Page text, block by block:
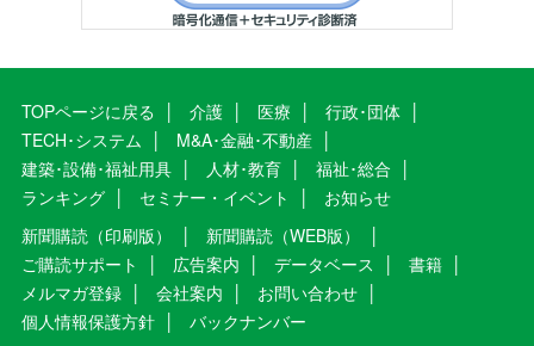
TOPページに戻る 介護 医療
行政･団体
TECH･システム
M&A･金融･不動産
建築･設備･福祉用具
人材･教育
福祉･総合
ランキング
セミナー・イベント
お知らせ
新聞購読（印刷版）
新聞購読（WEB版）
ご購読サポート
広告案内 データベース
書籍
メルマガ登録
会社案内
お問い合わせ
個人情報保護方針
バックナンバー